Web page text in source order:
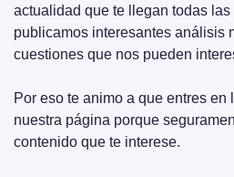
actualidad que te llegan todas
publicamos interesantes análisis
cuestiones que nos pueden
Por eso te animo a que entres
nuestra página porque
contenido que te interese.